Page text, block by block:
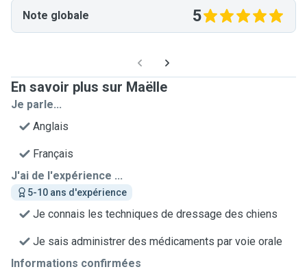
Note globale 5
En savoir plus sur Maëlle
Je parle...
Anglais
Français
J'ai de l'expérience ...
5-10 ans d'expérience
Je connais les techniques de dressage des chiens
Je sais administrer des médicaments par voie orale
Informations confirmées